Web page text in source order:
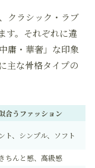
クラシック・ラブ
す。それぞれに違
庸・華奢」な印象
主な骨格タイプの
合うファッション
ト、シンプル、ソフト
ちんと感、高級感